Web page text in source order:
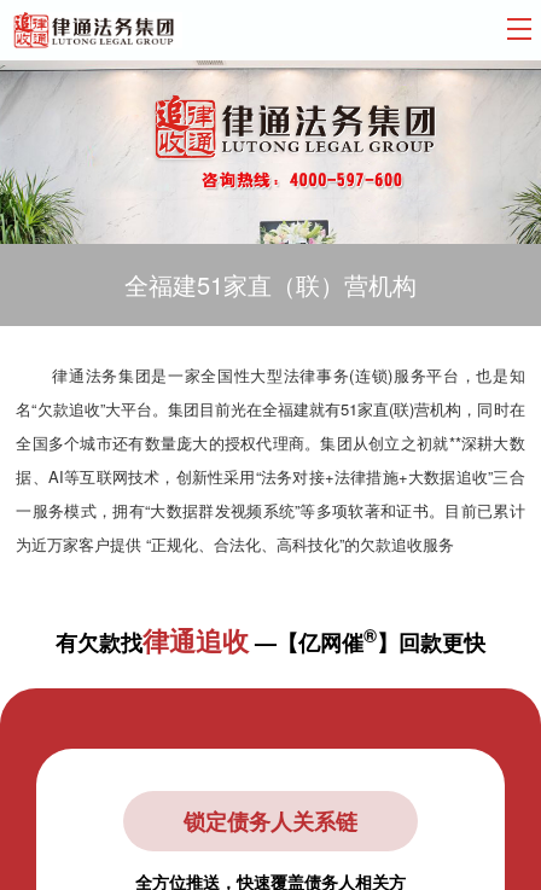
全福建51家直（联）营机构
律通法务集团是一家全国性大型法律事务(连锁)服务平台，也是知
名“欠款追收”大平台。集团目前光在全福建就有51家直(联)营机构，同时在
全国多个城市还有数量庞大的授权代理商。集团从创立之初就**深耕大数
据、AI等互联网技术，创新性采用“法务对接+法律措施+大数据追收”三合
一服务模式，拥有“大数据群发视频系统”等多项软著和证书。目前已累计
为近万家客户提供 “正规化、合法化、高科技化”的欠款追收服务
有欠款找律通追收—【亿网催®】回款更快
锁定债务人关系链
全方位推送，快速覆盖债务人相关方